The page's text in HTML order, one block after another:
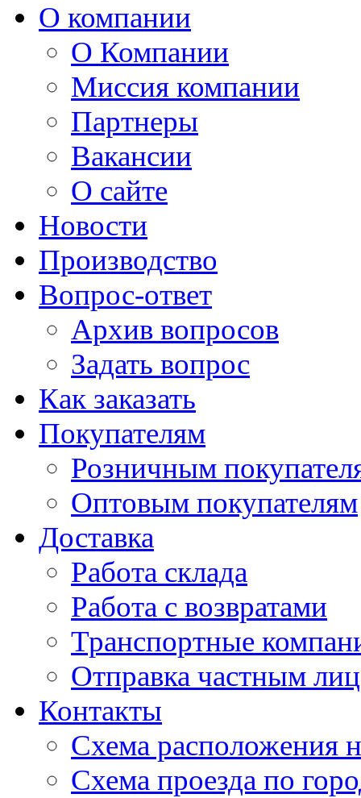
О компании
О Компании
Миссия компании
Партнеры
Вакансии
О сайте
Новости
Производство
Вопрос-ответ
Архив вопросов
Задать вопрос
Как заказать
Покупателям
Розничным
Оптовым покупателям
Доставка
Работа склада
Работа с возвратами
Транспортные
Отправка частным
Контакты
Схема расположения
Схема проезда по